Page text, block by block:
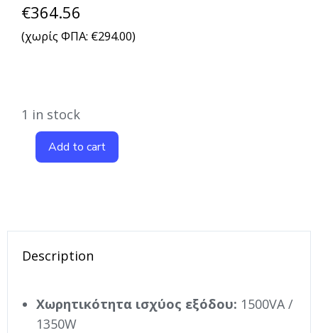
€364.56
(χωρίς ΦΠΑ: €294.00)
1 in stock
Add to cart
Description
Χωρητικότητα ισχύος εξόδου: 1500VA /
1350W